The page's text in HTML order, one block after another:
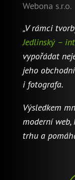
Webona s.r.o.
„V rámci
Jedlinský –
vypořádat
jeho
i fotografa.
Výsledkem
moderní
trhu a